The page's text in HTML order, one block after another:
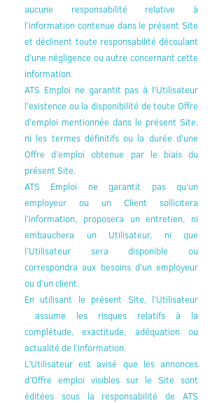
aucune responsabilité relative à
l’information contenue dans le présent Site
et déclinent toute responsabilité découlant
d’une négligence ou autre concernant cette
information.
ATS Emploi ne garantit pas à l’Utilisateur
l’existence ou la disponibilité de toute Offre
d’emploi mentionnée dans le présent Site,
ni les termes définitifs ou la durée d’une
Offre d’emploi obtenue par le biais du
présent Site.
ATS Emploi ne garantit pas qu’un
employeur ou un Client sollicitera
l’information, proposera un entretien, ni
embauchera un Utilisateur, ni que
l’Utilisateur sera disponible ou
correspondra aux besoins d’un employeur
ou d’un client.
En utilisant le présent Site, l’Utilisateur
assume les risques relatifs à la
complétude, exactitude, adéquation ou
actualité de l’information.
L’Utilisateur est avisé que les annonces
d’Offre emploi visibles sur le Site sont
éditées sous la responsabilité de ATS